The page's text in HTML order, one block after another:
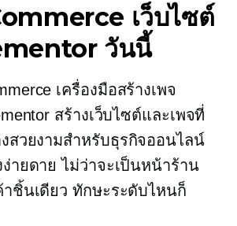
เว็บไซต์
วันนี้
เครื่องมือสร้างเพจ
สร้างเว็บไซต์และเพจที่
สวยงามสำหรับธุรกิจออนไลน์
ายดาย ไม่ว่าจะเป็นหน้าร้าน
ชิ้นเดียว ทักษะระดับไหนก็